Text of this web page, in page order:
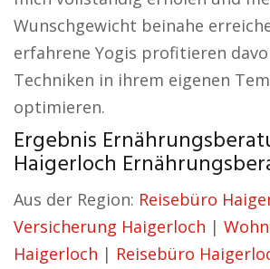
Wunschgewicht beinahe
erfahrene Yogis profitieren
Techniken in ihrem eigenen
optimieren.
Ergebnis
Haigerloch
Aus der Region: Reisebüro
Versicherung Haigerloch |
Haigerloch | Reisebüro